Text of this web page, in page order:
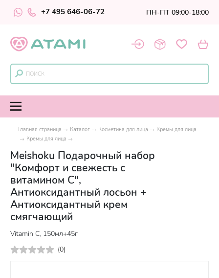
+7 495 646-06-72 ПН-ПТ 09:00-18:00
Главная страница Каталог Косметика для лица
Кремы для лица
Кремы для лица
Meishoku Подарочный набор
"Комфорт и свежесть с
витамином С",
Антиоксидантный лосьон +
Антиоксидантный крем
смягчающий
Vitamin C, 150мл+45г
(0)